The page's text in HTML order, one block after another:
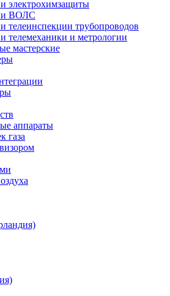
электрохимзащиты
ВОЛС
телеинспекции трубопроводов
телемеханики и метрологии
мастерские
аппараты
газа